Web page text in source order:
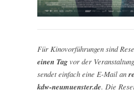
Für Kinovorführungen sind
einen Tag vor der
sendet einfach eine E-Mail an
kdw-neumuenster.de. Die